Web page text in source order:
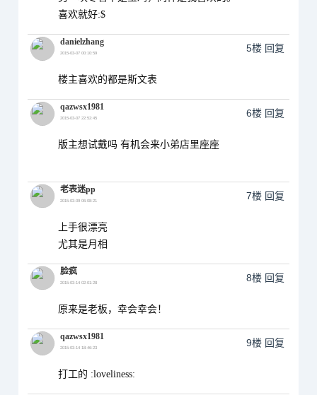
喜欢就好:$
danielzhang
2015-03-07 00:10:59 5楼 回复
楼主喜欢的都是斯文表
qazwsx1981
2015-03-07 22:52:45 6楼 回复
版主想试戴吗 有机会来小弟店里座座
老表迷pp
2015-03-09 06:08:21 7楼 回复
上手很漂亮
尤其是月相
脸疯
2015-03-14 02:01:28 8楼 回复
原来是老板，幸会幸会！
qazwsx1981
2015-03-14 18:46:23 9楼 回复
打工的 :loveliness: